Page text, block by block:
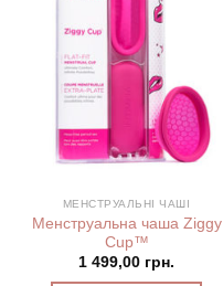
МЕНСТРУАЛЬНІ ЧАШІ
Менструальна чаша Ziggy
Cup™
1 499,00 грн.